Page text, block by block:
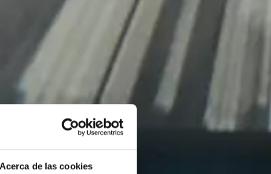
de las cookies